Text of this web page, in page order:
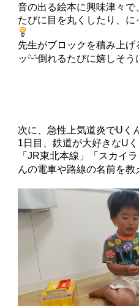
音の出る絵本に興味津々
たびに目を丸くしたり、
先生がブロックを積み上
ッ
倒れるたびに嬉しそう
次に、急性上気道炎でUく
1日目、鉄道が大好きなU
「JR東北本線」「スカイ
んの電車や路線の名前を教